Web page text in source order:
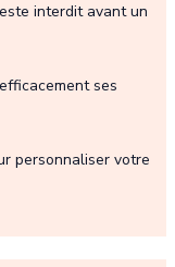
interdit avant un
ses
personnaliser votre